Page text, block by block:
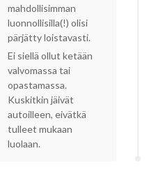
mahdollisimman
luonnollisilla(!) olisi
pärjätty loistavasti.
Ei siellä ollut ketään
valvomassa tai
opastamassa.
Kuskitkin jäivät
autoilleen, eivätkä
tulleet mukaan
luolaan.